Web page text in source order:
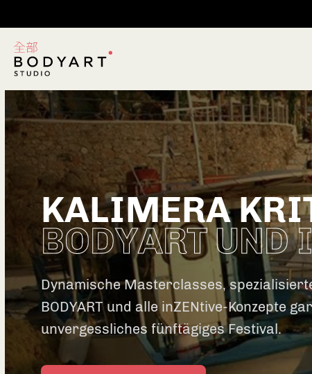
KALIMERA
BODYART UND
Dynamische Masterclasses,
BODYART und alle inZENtive-Konzepte
unvergessliches fünftägiges Festival.